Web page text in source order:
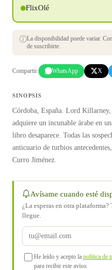
FlixOlé
La disponibilidad puede variar.
de suscribirte.
Compartir: WhatsApp X
SINOPSIS
Córdoba, España. Lord
adquiere un incunable árabe en
libro desaparece. Todas las
anticuario de turbios
Curro Jiménez.
Avísame cuando esté
¿La esperas en otra
llegue.
He leído y acepto la política de
para recibir este aviso.